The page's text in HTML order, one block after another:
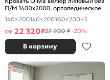
П/М 1400x2000, ортопедическое
основание, изголовье мягкое
140×200140×200160×200+5
от 22 320₽27 900 ₽-20%
В корзину